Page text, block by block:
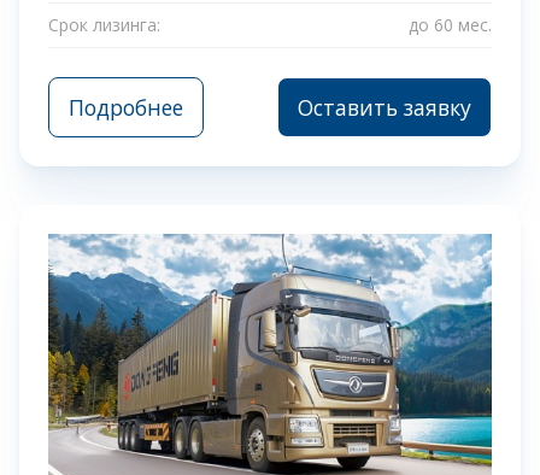
Срок лизинга:
до 60 мес.
Подробнее Оставить заявку